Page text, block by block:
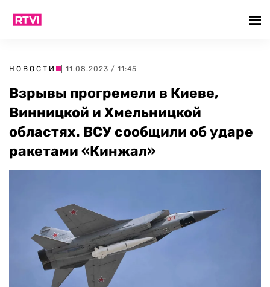
НОВОСТИ | 11.08.2023 / 11:45
Взрывы прогремели в Киеве,
Винницкой и Хмельницкой
областях. ВСУ сообщили об ударе
ракетами «Кинжал»